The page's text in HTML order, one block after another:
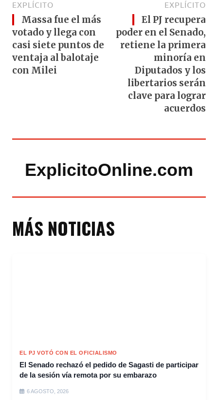
EXPLÍCITO
Massa fue el más
votado y llega con
casi siete puntos de
ventaja al balotaje
con Milei
EXPLÍCITO
El PJ recupera
poder en el Senado,
retiene la primera
minoría en
Diputados y los
libertarios serán
clave para lograr
acuerdos
ExplicitoOnline.com
MÁS NOTICIAS
EL PJ VOTÓ CON EL OFICIALISMO
El Senado rechazó el pedido de Sagasti de participar
de la sesión vía remota por su embarazo
6 AGOSTO, 2026